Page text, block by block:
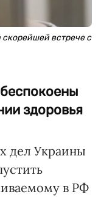
встрече с
здоровья
дел Украины
в РФ